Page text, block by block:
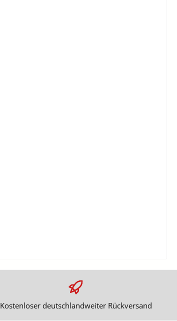
Kostenloser deutschlandweiter Rückversand